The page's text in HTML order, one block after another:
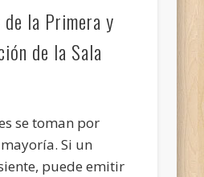
la Primera y
de la Sala
se toman por
Si un
puede emitir